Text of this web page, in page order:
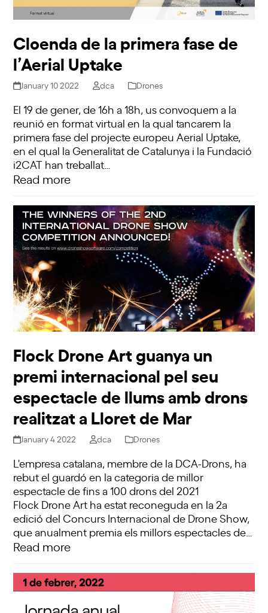
Cloenda de la primera fase de
l’Aerial Uptake
January 10 2022 dca Drones
El 19 de gener, de 16h a 18h, us convoquem a la
reunió en format virtual en la qual tancarem la
primera fase del projecte europeu Aerial Uptake,
en el qual la Generalitat de Catalunya i la Fundació
i2CAT han treballat…
Read more
Flock Drone Art guanya un
premi internacional pel seu
espectacle de llums amb drons
realitzat a Lloret de Mar
January 4 2022 dca Drones
L'empresa catalana, membre de la DCA-Drons, ha
rebut el guardó en la categoria de millor
espectacle de fins a 100 drons del 2021
Flock Drone Art ha estat reconeguda en la 2a
edició del Concurs Internacional de Drone Show,
que anualment premia els millors espectacles de…
Read more